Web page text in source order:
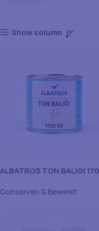
Show column
ALBATROS TON BALIGI
Conserven & Bewerkt